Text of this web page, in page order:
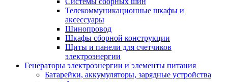
Телекоммуникационные шкафы и
аксессуары
Шинопровод
Шкафы сборной конструкции
Щиты и панели для счетчиков
электроэнергии
Генераторы электроэнергии и элементы питания
Батарейки, аккумуляторы, зарядные устройства